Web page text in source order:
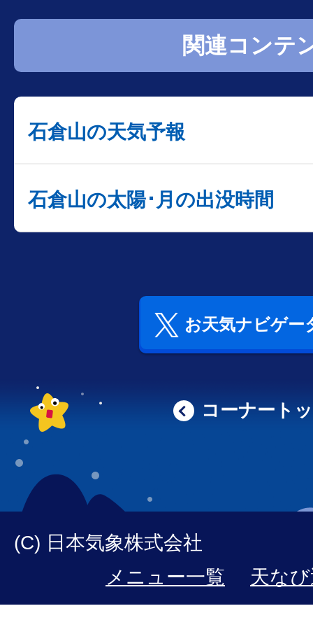
関連コンテ
石倉山の天気予報
石倉山の太陽･月の出没時間
お天気ナビゲー
コーナート
(C) 日本気象株式会社
メニュー一覧
天な